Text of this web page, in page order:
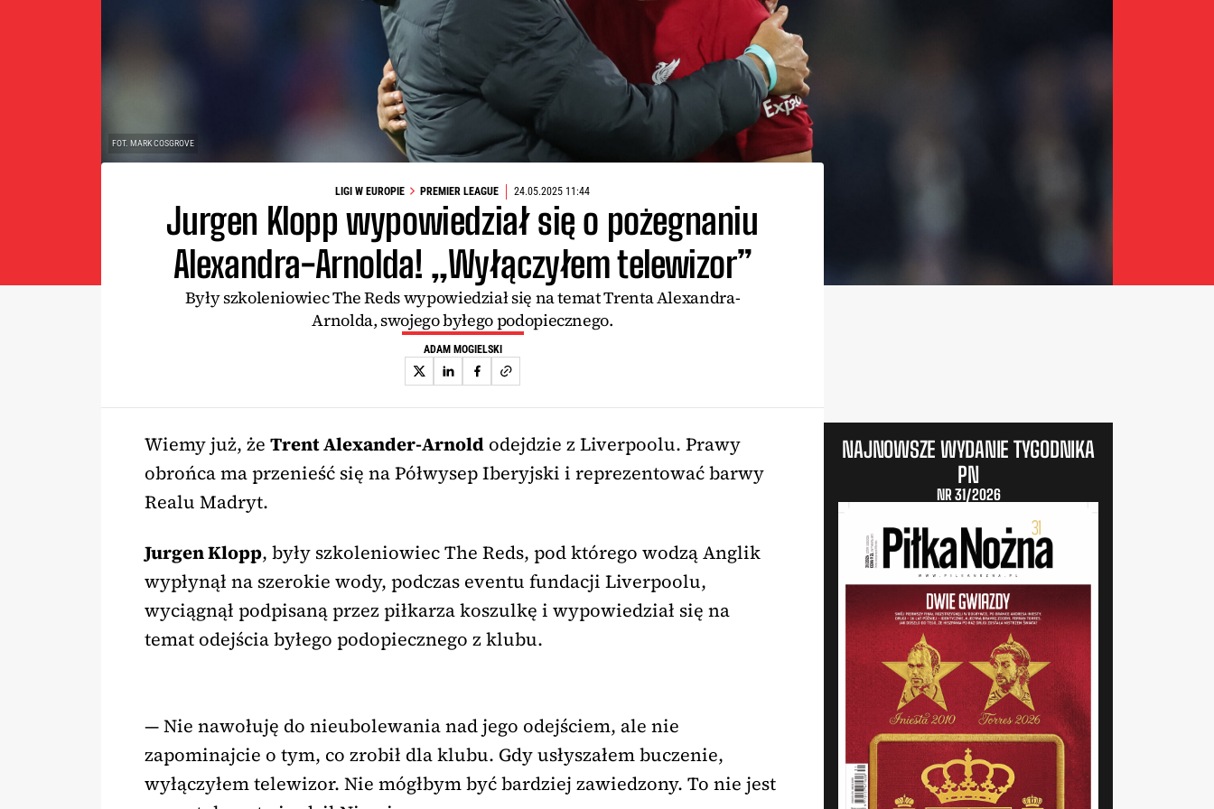
FOT. MARK COSGROVE
LIGI W EUROPIE PREMIER LEAGUE 24.05.2025 11:44
Jurgen Klopp wypowiedział się o pożegnaniu
Alexandra-Arnolda! „Wyłączyłem telewizor”
Były szkoleniowiec The Reds wypowiedział się na temat Trenta Alexandra-
Arnolda, swojego byłego podopiecznego.
ADAM MOGIELSKI
Wiemy już, że Trent Alexander-Arnold odejdzie z Liverpoolu. Prawy
obrońca ma przenieść się na Półwysep Iberyjski i reprezentować barwy
Realu Madryt.
Jurgen Klopp, były szkoleniowiec The Reds, pod którego wodzą Anglik
wypłynął na szerokie wody, podczas eventu fundacji Liverpoolu,
wyciągnął podpisaną przez piłkarza koszulkę i wypowiedział się na
temat odejścia byłego podopiecznego z klubu.
— Nie nawołuję do nieubolewania nad jego odejściem, ale nie
zapominajcie o tym, co zrobił dla klubu. Gdy usłyszałem buczenie,
wyłączyłem telewizor. Nie mógłbym być bardziej zawiedzony. To nie jest
NAJNOWSZE WYDANIE TYGODNIKA
PN
NR 31/2026